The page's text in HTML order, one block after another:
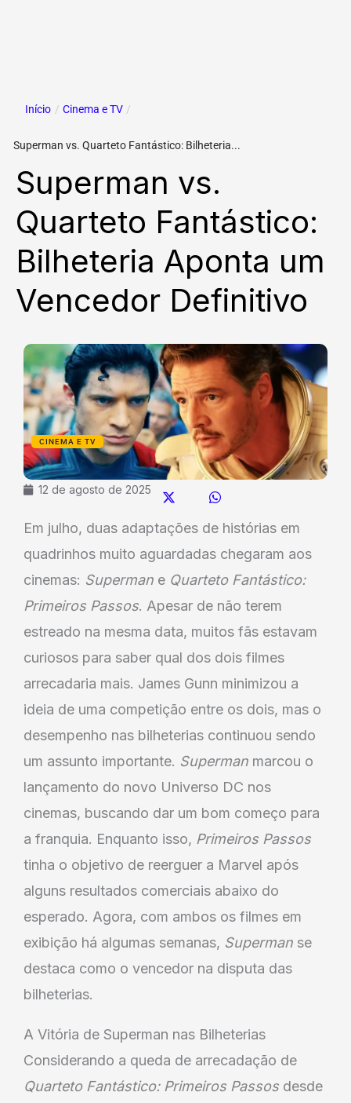
Início / Cinema e TV /
Superman vs. Quarteto Fantástico: Bilheteria...
Superman vs.
Quarteto Fantástico:
Bilheteria Aponta um
Vencedor Definitivo
12 de agosto de 2025
CINEMA E TV
Em julho, duas adaptações de histórias em
quadrinhos muito aguardadas chegaram aos
cinemas: Superman e Quarteto Fantástico:
Primeiros Passos. Apesar de não terem
estreado na mesma data, muitos fãs estavam
curiosos para saber qual dos dois filmes
arrecadaria mais. James Gunn minimizou a
ideia de uma competição entre os dois, mas o
desempenho nas bilheterias continuou sendo
um assunto importante. Superman marcou o
lançamento do novo Universo DC nos
cinemas, buscando dar um bom começo para
a franquia. Enquanto isso, Primeiros Passos
tinha o objetivo de reerguer a Marvel após
alguns resultados comerciais abaixo do
esperado. Agora, com ambos os filmes em
exibição há algumas semanas, Superman se
destaca como o vencedor na disputa das
bilheterias.
A Vitória de Superman nas Bilheterias
Considerando a queda de arrecadação de
Quarteto Fantástico: Primeiros Passos desde